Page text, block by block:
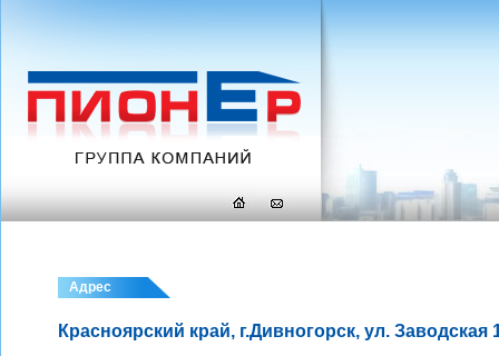
Адрес
Красноярский край, г.Дивногорск, ул. Заводская